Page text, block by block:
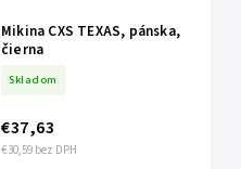
Mikina CXS TEXAS, pánska,
čierna
Skladom
€30,59 bez DPH
€37,63